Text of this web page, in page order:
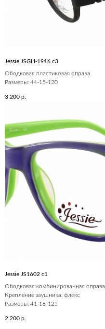
Jessie JSGH-1916 c3
Ободковая пластиковая оправа
Размеры: 44-15-120
3 200 р.
Jessie JS1602 c1
Ободковая комбинированная оправа
Крепление заушника: флекс
Размеры: 41-18-125
2 200 р.